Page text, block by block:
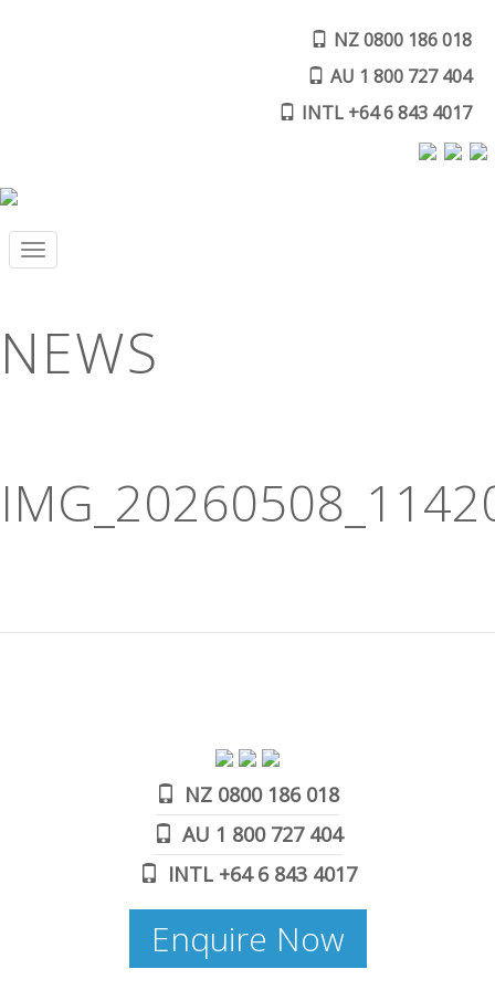
NZ 0800 186 018
AU 1 800 727 404
INTL +64 6 843 4017
Toggle
NEWS
NZ 0800 186 018
AU 1 800 727 404
INTL +64 6 843 4017
Enquire Now